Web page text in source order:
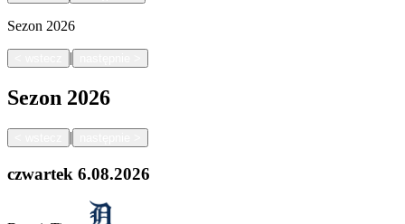
Sezon 2026
|
Sezon 2026
|
czwartek 6.08.2026